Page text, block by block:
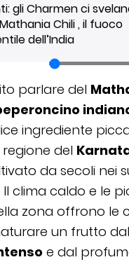
gli Charmen ci
Chili , il fuoco
dell’India
parlare del
ingrediente
del
da secoli nei
Il clima caldo e le
zona offrono le
un frutto
e dal